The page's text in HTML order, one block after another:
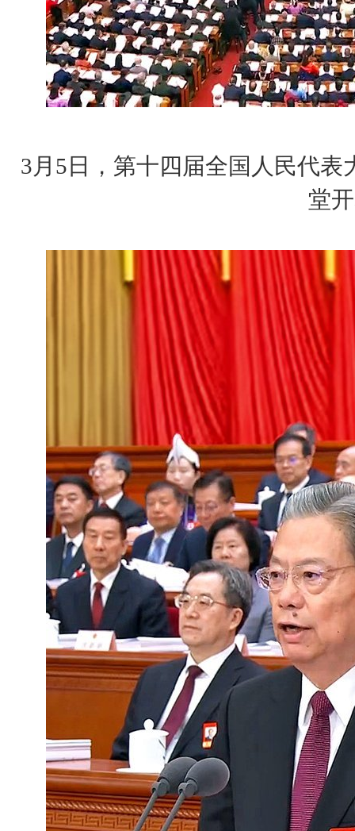
3月5日，第十四届全国人民代
堂